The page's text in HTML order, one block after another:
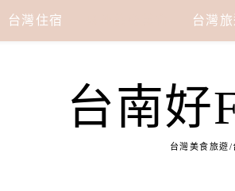
台灣住宿 台灣旅
台南好
台灣美食旅遊/